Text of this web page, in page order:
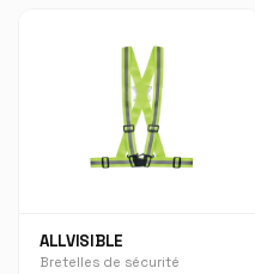
ALLVISIBLE
Bretelles de sécurité